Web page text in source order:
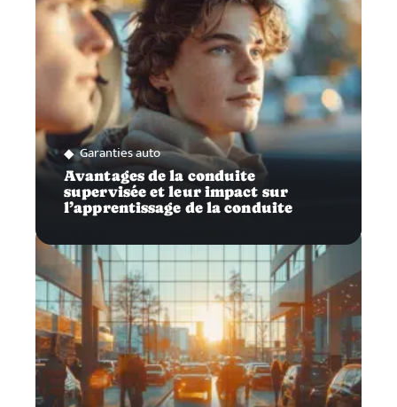
Garanties auto
Avantages de la conduite
supervisée et leur impact sur
l’apprentissage de la conduite